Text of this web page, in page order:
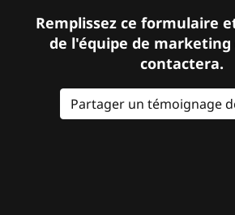
Remplissez ce formulaire
de l'équipe de
contactera.
Partager un témoignage